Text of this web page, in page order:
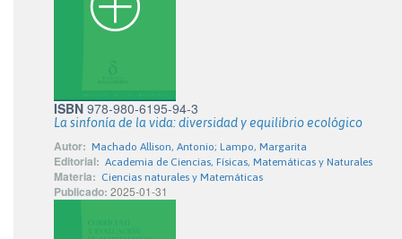
ISBN 978-980-6195-94-3
La sinfonía de la vida: diversidad y equilibrio ecológico
Autor: Machado Allison, Antonio; Lampo, Margarita
Editorial: Academia de Ciencias, Físicas, Matemáticas y Naturales
Materia: Ciencias naturales y Matemáticas
Publicado: 2025-01-31